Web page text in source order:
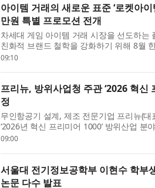
아이템 거래의 새로운 표준 ‘로켓아
만원 특별 프로모션 전개
차세대 게임 아이템 거래 시장을 선도하는
친화적 브랜드 철학을 강화하기 위해 8월
모션’을 실시한다고 7일 밝혔다. 최근 게임
09:10
프리뉴, 방위사업청 주관 ‘2026 혁신
정
무인항공기 설계, 제조 전문기업 프리뉴(
‘2026년 혁신 프리미어 1000’ 방위산업
1000’은 기술 혁신성과 성장 가능성이 높
09:00
서울대 전기정보공학부 이현수 학부
논문 다수 발표